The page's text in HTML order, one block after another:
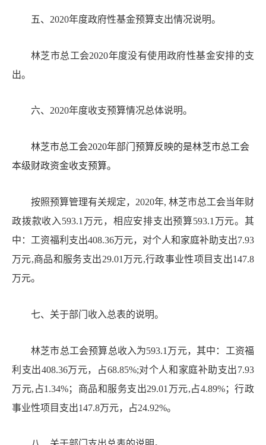
五、 2020年度政府性基金预算支出情况说明。
林芝市总工会2020年度没有使用政府性基金安排的支
出。
六、 2020年度收支预算情况总体说明。
林芝市总工会2020年部门预算反映的是林芝市总工会
本级财政资金收支预算。
按照预算管理有关规定， 2020年, 林芝市总工会当年财
政拨款收入 593.1 万元，相应安排支出预算593.1 万元。其
中：工资福利支出408.36万元，对个人和家庭补助支出7.93
万元,商品和服务支出29.01 万元,行政事业性项目支出147.8
万元。
七、关于部门收入总表的说明。
林芝市总工会预算总收入为593.1 万元，其中： 工资福
利支出408.36万元，占68.85%;对个人和家庭补助支出7.93
万元,占1.34%；商品和服务支出29.01万元,占4.89%；行政
事业性项目支出147.8万元，占24.92%。